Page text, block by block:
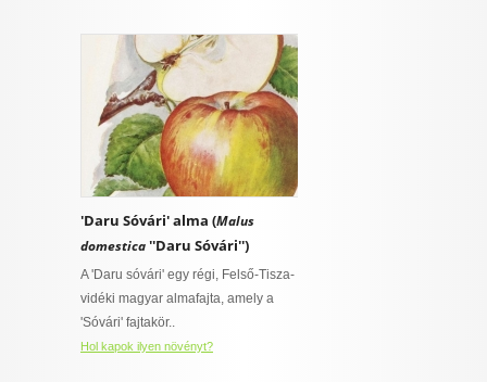
'Daru Sóvári' alma (Malus
domestica''Daru Sóvári'')
A 'Daru sóvári' egy régi, Felső-Tisza-
vidéki magyar almafajta, amely a
'Sóvári' fajtakör..
Hol kapok ilyen növényt?